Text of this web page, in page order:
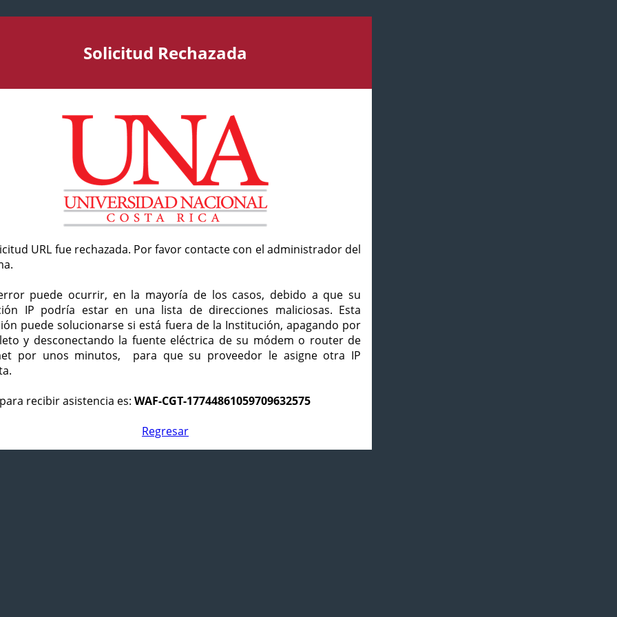
Solicitud Rechazada
URL fue rechazada. Por favor contacte con el administrador del
puede ocurrir, en la mayoría de los casos, debido a que su
IP podría estar en una lista de direcciones maliciosas. Esta
puede solucionarse si está fuera de la Institución, apagando por
y desconectando la fuente eléctrica de su módem o router de
por unos minutos, para que su proveedor le asigne otra IP
recibir asistencia es: WAF-CGT-17744861059709632575
Regresar